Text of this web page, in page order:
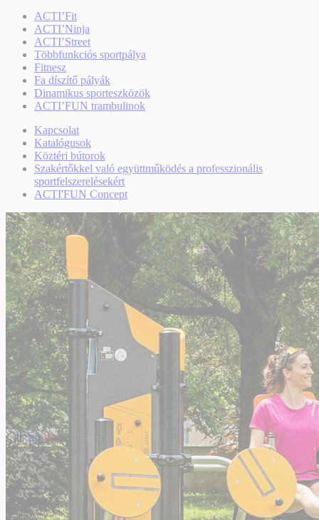
ACTI’Fit
ACTI’Ninja
ACTI’Street
Többfunkciós sportpálya
Fitnesz
Fa díszítő pályák
Dinamikus sporteszközök
ACTI’FUN trambulinok
Kapcsolat
Katalógusok
Köztéri bútorok
Szakértőkkel való együttműködés a professzionális
sportfelszerelésekért
ACTI'FUN Concept